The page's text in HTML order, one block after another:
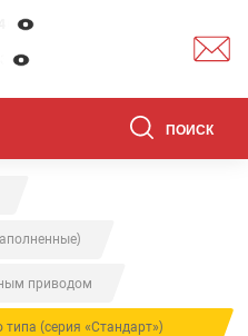
13
26
приводом
типа (серия «Стандарт»)